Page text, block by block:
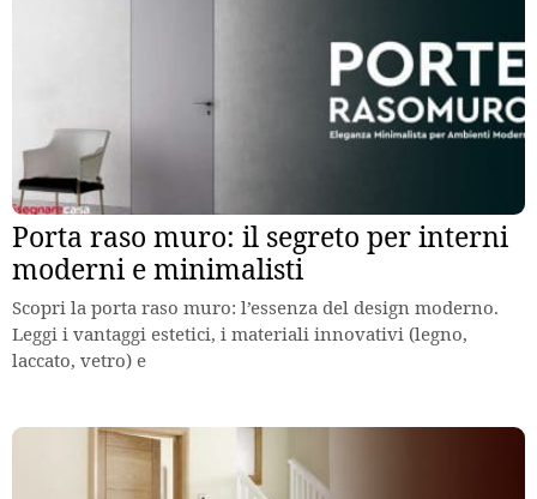
Porta raso muro: il segreto per interni
moderni e minimalisti
Scopri la porta raso muro: l’essenza del design moderno.
Leggi i vantaggi estetici, i materiali innovativi (legno,
laccato, vetro) e